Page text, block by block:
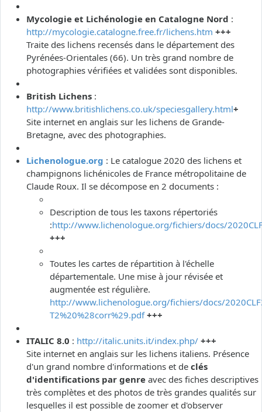
Mycologie et Lichénologie en Catalogne Nord :
http://mycologie.catalogne.free.fr/lichens.htm +++
Traite des lichens recensés dans le département des
Pyrénées-Orientales (66). Un très grand nombre de
photographies vérifiées et validées sont disponibles.
British Lichens :
http://www.britishlichens.co.uk/speciesgallery.html+
Site internet en anglais sur les lichens de Grande-
Bretagne, avec des photographies.
Lichenologue.org : Le catalogue 2020 des lichens et
champignons lichénicoles de France métropolitaine de
Claude Roux. Il se décompose en 2 documents :
Description de tous les taxons répertoriés
:http://www.lichenologue.org/fichiers/docs/
+++
Toutes les cartes de répartition à l'échelle
départementale. Une mise à jour révisée et
augmentée est régulière.
http://www.lichenologue.org/fichiers/docs/
T2%20%28corr%29.pdf +++
ITALIC 8.0 : http://italic.units.it/index.php/ +++
Site internet en anglais sur les lichens italiens. Présence
d'un grand nombre d'informations et de clés
d'identifications par genre avec des fiches descriptives
très complètes et des photos de très grandes qualités sur
lesquelles il est possible de zoomer et d'observer